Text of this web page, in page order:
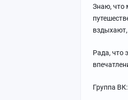
Знаю, что
Рада, что
Группа ВК: